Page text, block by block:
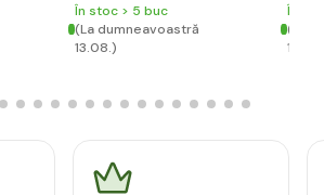
În stoc > 5 buc
(La dumneavoastră
13.08.)
În
(La